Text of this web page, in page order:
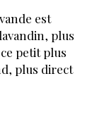
est
plus
petit plus
plus direct